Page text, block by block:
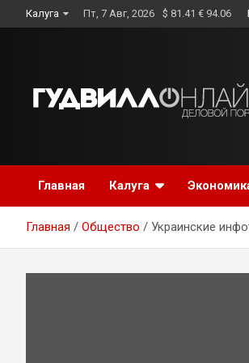
to
Калуга Пт, 7 Авг, 2026 $ 81.41 € 94.06
Главная Калуга
Главная Общество Украинские